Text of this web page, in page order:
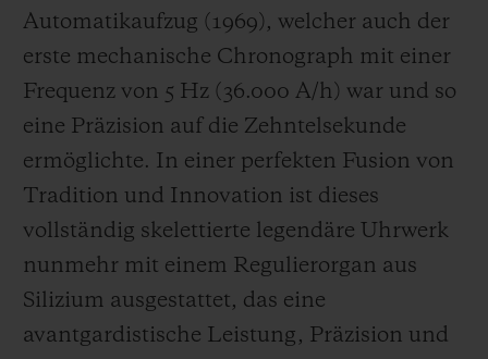
Automatikaufzug (1969), welcher auch der
erste mechanische Chronograph mit einer
Frequenz von 5 Hz (36.000 A/h) war und so
eine Präzision auf die Zehntelsekunde
ermöglichte. In einer perfekten Fusion von
Tradition und Innovation ist dieses
vollständig skelettierte legendäre Uhrwerk
nunmehr mit einem Regulierorgan aus
Silizium ausgestattet, das eine
avantgardistische Leistung, Präzision und